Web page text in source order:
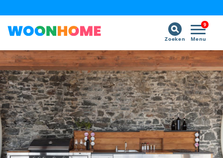
9
Menu
Zoeken